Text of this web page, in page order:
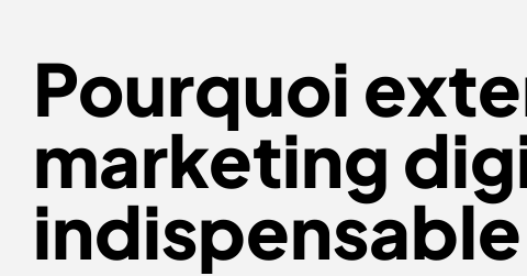
Pourquoi
marketing